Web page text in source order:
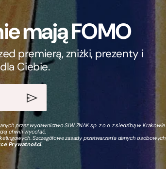
mają FOMO
premierą, zniżki, prezenty i
Ciebie.
przez wydawnictwo SIW ZNAK sp. z o.o. z siedzibą w Krakowie.
chwili wycofać.
Szczegółowe zasady przetwarzania danych osobowych,
Prywatności.